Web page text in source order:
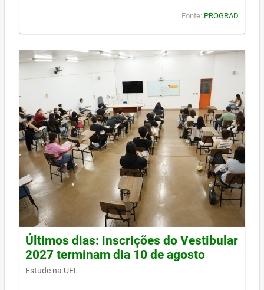
Fonte: PROGRAD
Últimos dias: inscrições do Vestibular
2027 terminam dia 10 de agosto
Estude na UEL